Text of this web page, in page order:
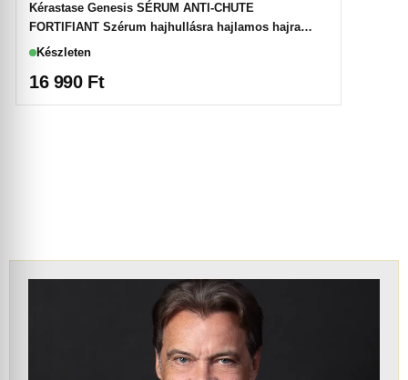
Kérastase Genesis SÉRUM ANTI-CHUTE
FORTIFIANT Szérum hajhullásra hajlamos hajra
90mlKészleten
16 990 Ft